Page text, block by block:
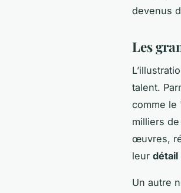
devenus
Les
talent.
comme le
milliers
œuvres,
leur détail
Un autre